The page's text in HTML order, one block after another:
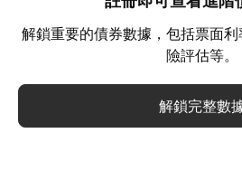
解鎖重要的債券數據，包括票面
險評估等。
解鎖完整數